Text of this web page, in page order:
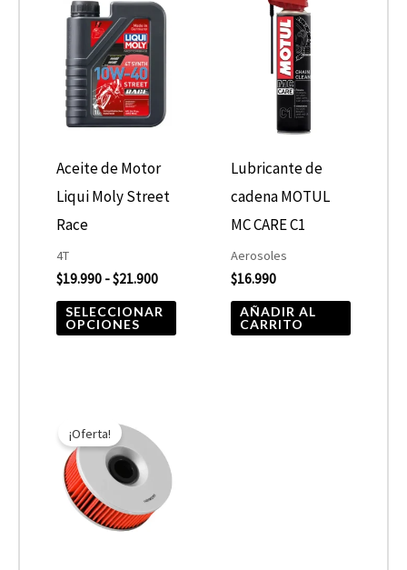
Aceite de Motor
Liqui Moly Street
Race
4T
$19.990 -$21.900
de
SELECCIONAR
OPCIONES
opciones
la
página
Lubricante de
cadena MOTUL
MC CARE C1
Aerosoles
$16.990
AÑADIR AL
CARRITO
¡Oferta!
precio
original
era:
$10.890.
actual
es:
$5.445.